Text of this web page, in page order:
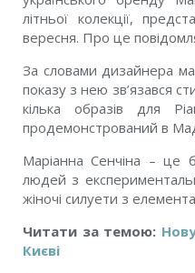
літньої колекції,
вересня. Про це
За словами дизайнера
показу з нею зв’язався
кілька образів для
продемонстрований в
Маріанна Сенчіна –
людей з
жіночі силуети з
Читати за темою:
Києві